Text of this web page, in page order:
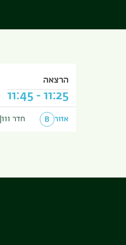
הרצאה
11:25
-
11:45
אזור B חדר 111